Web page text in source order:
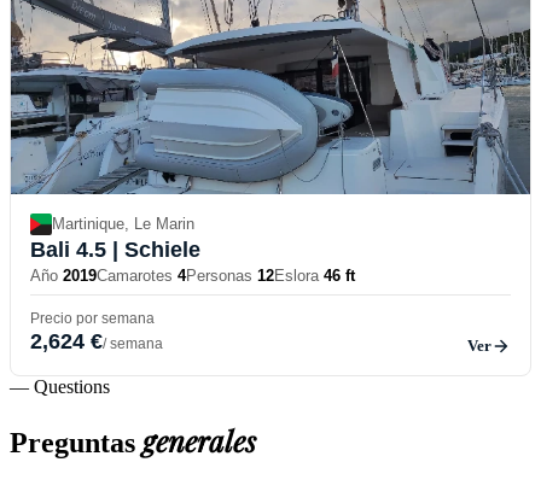
Martinique, Le Marin
Bali 4.5 | Schiele
Año 2019Camarotes 4Personas 12Eslora 46 ft
Precio por semana
2,624 €/ semana Ver
— Questions
Preguntasgenerales